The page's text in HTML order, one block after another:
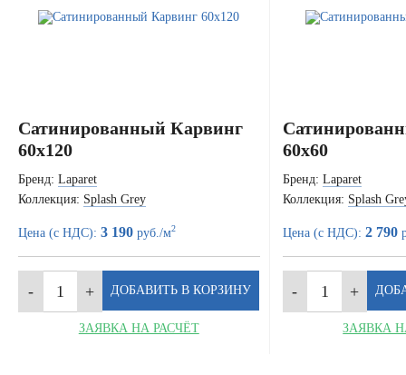
Сатинированный Карвинг
60x120
Бренд: Laparet
Коллекция: Splash Grey
Цена (с НДС): 3 190 руб./м2
ЗАЯВКА НА РАСЧЁТ
60x60
Бренд: Laparet
Коллекция: Splash
Цена (с НДС): 2 790
ЗАЯВКА